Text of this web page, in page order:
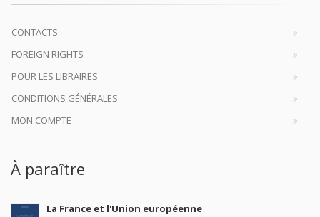
CONTACTS
FOREIGN RIGHTS
POUR LES LIBRAIRES
CONDITIONS GÉNÉRALES
MON COMPTE
À paraître
La France et l'Union européenne